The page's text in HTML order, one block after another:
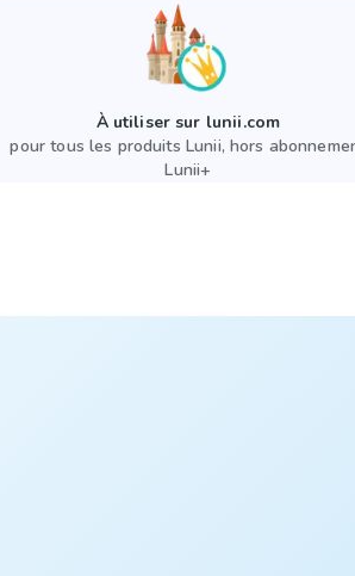
À utiliser sur lunii.com
pour tous les produits Lunii, hors
Lunii+